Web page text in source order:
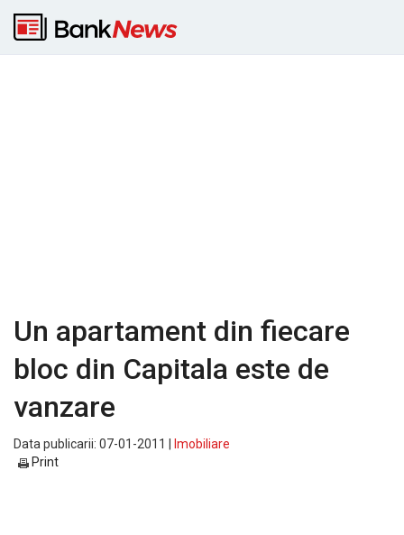
Un apartament din fiecare
bloc din Capitala este de
vanzare
Data publicarii: 07-01-2011 |
Imobiliare
Print